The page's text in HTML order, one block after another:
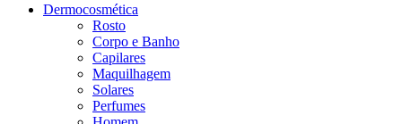
Dermocosmética
Rosto
Corpo e Banho
Capilares
Maquilhagem
Solares
Perfumes